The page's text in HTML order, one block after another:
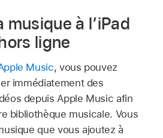
musique à l’iPad
ligne
Music, vous pouvez
immédiatement des
depuis Apple Music afin
bibliothèque musicale. Vous
que vous ajoutez à